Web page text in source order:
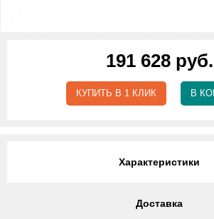
191 628 руб.
КУПИТЬ В 1 КЛИК В
Характеристики
Доставка